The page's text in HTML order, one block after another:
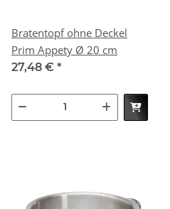
Bratentopf ohne Deckel
Prim Appety Ø 20 cm
27,48 € *